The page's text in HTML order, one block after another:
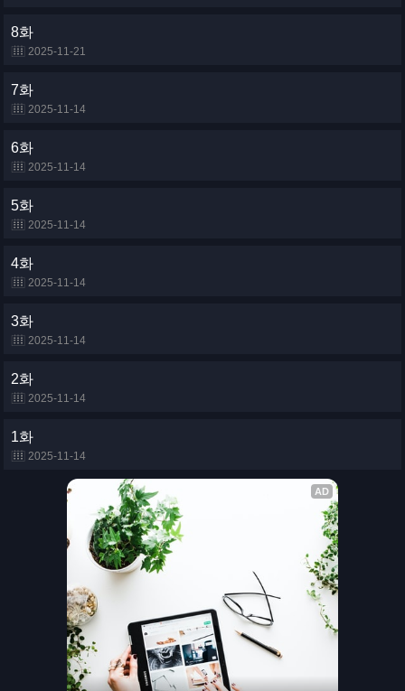
8화
2025-11-21
7화
2025-11-14
6화
2025-11-14
5화
2025-11-14
4화
2025-11-14
3화
2025-11-14
2화
2025-11-14
1화
2025-11-14